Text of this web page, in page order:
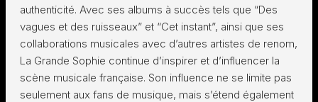
authenticité. Avec ses albums à succès tels que “Des
vagues et des ruisseaux” et “Cet instant”, ainsi que ses
collaborations musicales avec d’autres artistes de renom,
La Grande Sophie continue d’inspirer et d’influencer la
scène musicale française. Son influence ne se limite pas
seulement aux fans de musique, mais s’étend également